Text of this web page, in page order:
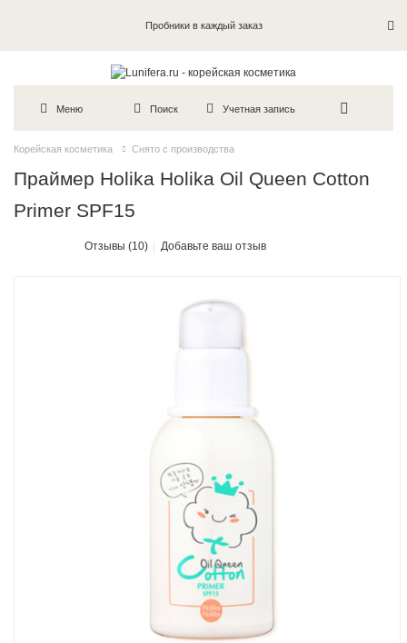
Пробники в каждый заказ
Меню Поиск Учетная запись
Корейская косметика Снято с производства
Праймер Holika Holika Oil Queen Cotton
Primer SPF15
Отзывы (10) Добавьте ваш отзыв